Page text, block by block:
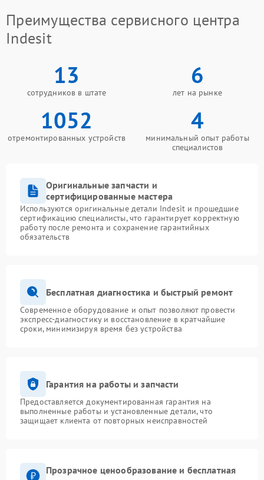
Преимущества сервисного центра
Indesit
13
сотрудников в штате
6
лет на рынке
1052
отремонтированных устройств
4
минимальный опыт работы
специалистов
Оригинальные запчасти и
сертифицированные мастера
Используются оригинальные детали Indesit и прошедшие
сертификацию специалисты, что гарантирует корректную
работу после ремонта и сохранение гарантийных
обязательств
Бесплатная диагностика и быстрый ремонт
Современное оборудование и опыт позволяют провести
экспресс-диагностику и восстановление в кратчайшие
сроки, минимизируя время без устройства
Гарантия на работы и запчасти
Предоставляется документированная гарантия на
выполненные работы и установленные детали, что
защищает клиента от повторных неисправностей
Прозрачное ценообразование и бесплатная